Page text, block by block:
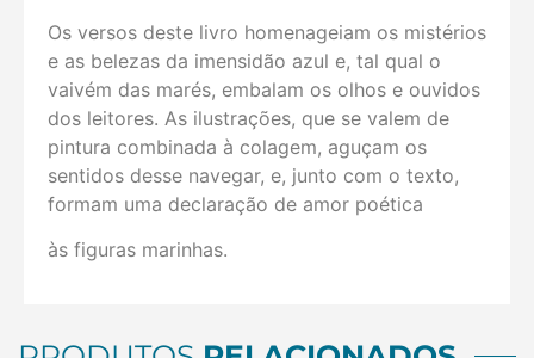
Os versos deste livro homenageiam os mistérios
e as belezas da imensidão azul e, tal qual o
vaivém das marés, embalam os olhos e ouvidos
dos leitores. As ilustrações, que se valem de
pintura combinada à colagem, aguçam os
sentidos desse navegar, e, junto com o texto,
formam uma declaração de amor poética
às figuras marinhas.